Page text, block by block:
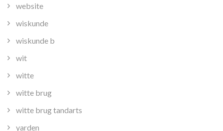
website
wiskunde
wiskunde b
wit
witte
witte brug
witte brug tandarts
yarden